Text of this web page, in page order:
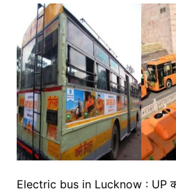
Electric bus in Lucknow : UP